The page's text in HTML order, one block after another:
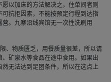
以加床的方法解决之，住单间者则
抗拒因素，不能按预定行程到达指
。九寨沿线宾馆无一次性洗刷用
、物质匮乏，用餐质量很差，所以请
矿泉水等食品在途中食用。如果出
无法达到足团条件，所以在这点上